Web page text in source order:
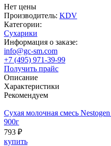
Нет цены
Производитель: KDV
Категории:
Сухарики
Информация о заказе:
info@gc-sm.com
+7 (495) 971-39-99
Получить прайс
Описание
Характеристики
Рекомендуем
Сухая молочная смесь
900г
793 ₽
купить